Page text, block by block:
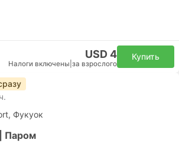
USD 4
Налоги включены за взрослого
Купить
Фукуок
Паром